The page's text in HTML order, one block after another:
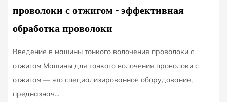
проволоки с отжигом – эффективная
обработка проволоки
Введение в машины тонкого волочения проволоки с
отжигом Машины для тонкого волочения проволоки с
отжигом — это специализированное оборудование,
предназнач...